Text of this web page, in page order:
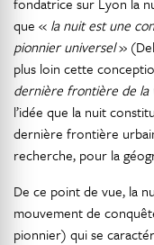
que « la nuit est une
pionnier universel»
plus loin cette
dernière frontière de la
l’idée que la nuit
dernière frontière
recherche, pour la
De ce point de vue, la
mouvement de
pionnier) qui se